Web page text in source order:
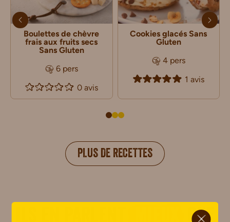
Boulettes de chèvre
frais aux fruits secs
Sans Gluten
6 pers
0 avis
Cookies glacés Sans
Gluten
4 pers
1 avis
PLUS DE RECETTES